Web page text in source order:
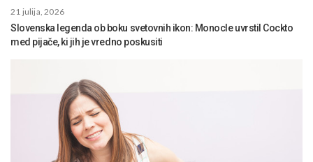
21 julija, 2026
Slovenska legenda ob boku svetovnih ikon: Monocle uvrstil Cockto
med pijače, ki jih je vredno poskusiti